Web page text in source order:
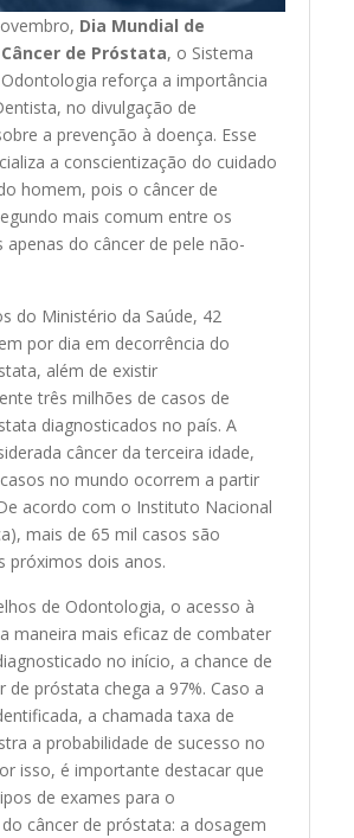
Dia Mundial de
de Próstata, o Sistema
reforça a importância
no divulgação de
a prevenção à doença. Esse
a conscientização do cuidado
homem, pois o câncer de
mais comum entre os
apenas do câncer de pele não-
do Ministério da Saúde, 42
por dia em decorrência do
além de existir
três milhões de casos de
diagnosticados no país. A
câncer da terceira idade,
no mundo ocorrem a partir
acordo com o Instituto Nacional
mais de 65 mil casos são
próximos dois anos.
de Odontologia, o acesso à
maneira mais eficaz de combater
no início, a chance de
de próstata chega a 97%. Caso a
a chamada taxa de
a probabilidade de sucesso no
isso, é importante destacar que
de exames para o
câncer de próstata: a dosagem